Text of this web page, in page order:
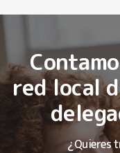
red local
¿Quieres